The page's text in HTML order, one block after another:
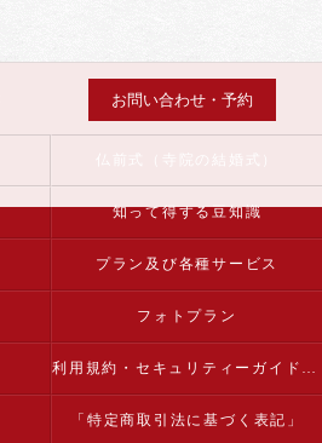
お問い合わせ・予約
知って得する豆知識
プラン及び各種サービス
フォトプラン
利用規約・セキュリティーガイドライン
「特定商取引法に基づく表記」